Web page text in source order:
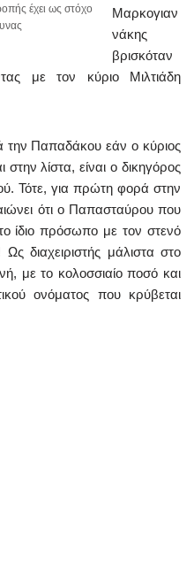
έχει ως στόχο
Μαρκογιαν
νάκης
βρισκόταν
με τον κύριο Μιλτιάδη
Παπαδάκου εάν ο κύριος
λίστα, είναι ο δικηγόρος
Τότε, για πρώτη φορά στην
ότι ο Παπασταύρου που
ίδιο πρόσωπο με τον στενό
διαχειριστής μάλιστα στο
με το κολοσσιαίο ποσό και
ονόματος που κρύβεται